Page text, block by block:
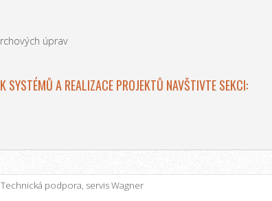
úprav
SYSTÉMŮ A REALIZACE PROJEKTŮ NAVŠTIVTE SEKCI:
Technická podpora, servis Wagner